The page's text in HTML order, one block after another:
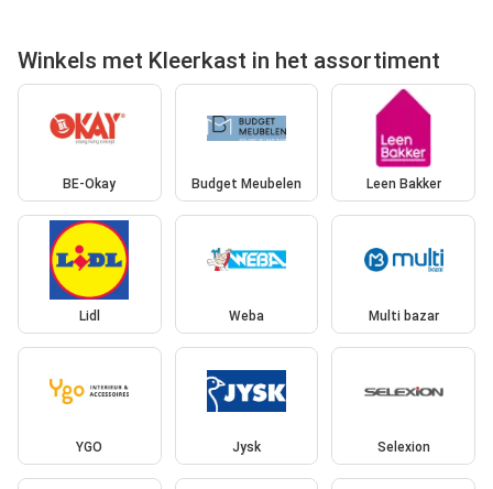
Winkels met Kleerkast in het assortiment
BE-Okay Budget Meubelen Leen Bakker
Lidl Weba Multi bazar
YGO Jysk Selexion